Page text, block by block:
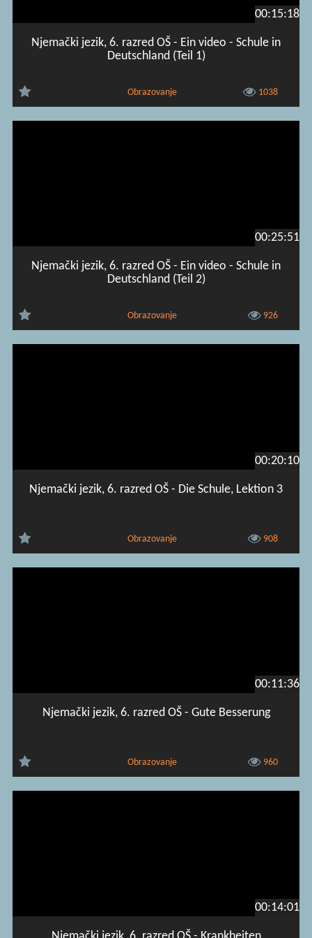
00:15:18
Njemački jezik, 6. razred OŠ - Ein video - Schule in
Deutschland (Teil 1)
Obrazovanje 1038
00:25:51
Njemački jezik, 6. razred OŠ - Ein video - Schule in
Deutschland (Teil 2)
Obrazovanje 926
00:20:10
Njemački jezik, 6. razred OŠ - Die Schule, Lektion 3
Obrazovanje 908
00:11:36
Njemački jezik, 6. razred OŠ - Gute Besserung
Obrazovanje 960
00:14:01